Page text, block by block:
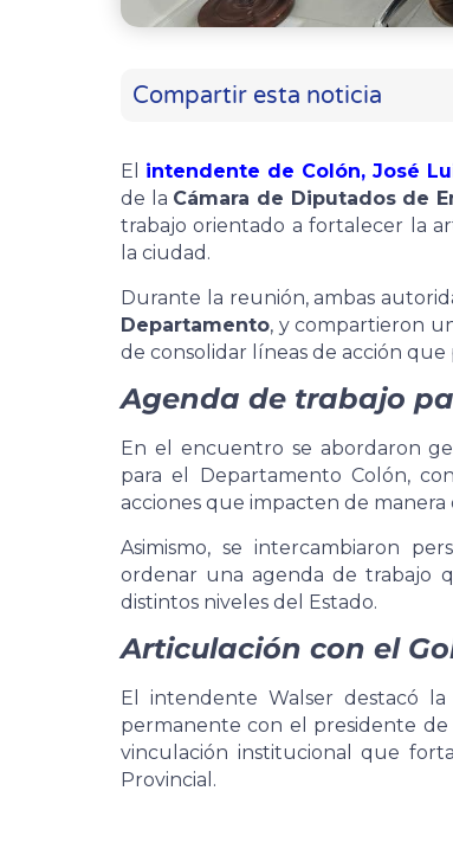
Compartir esta noticia
El intendente de Colón, José
de la Cámara de Diputados de
trabajo orientado a fortalecer la
la ciudad.
Durante la reunión, ambas
Departamento, y compartieron
de consolidar líneas de acción
Agenda de trabajo
En el encuentro se abordaron
para el Departamento Colón,
acciones que impacten de
Asimismo, se intercambiaron
ordenar una agenda de trabajo
distintos niveles del Estado.
Articulación con el
El intendente Walser destacó
permanente con el presidente
vinculación institucional que
Provincial.